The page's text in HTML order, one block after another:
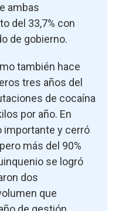
ambas
del 33,7% con
de gobierno.
también hace
tres años del
de cocaína
por año. En
importante y cerró
más del 90%
se logró
dos
que